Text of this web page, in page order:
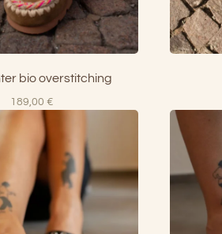
bio overstitching
189,00 €